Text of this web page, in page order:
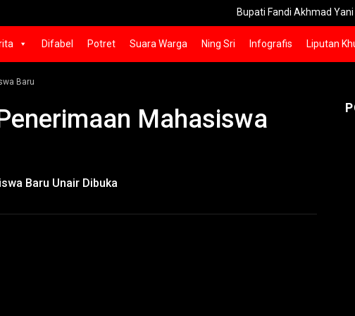
Bupati Fandi Akhmad Yani Dorong
Difabel Potret Suara Warga Ning Sri Infografis Liputan
Baru
Mahasiswa
Baru Unair Dibuka